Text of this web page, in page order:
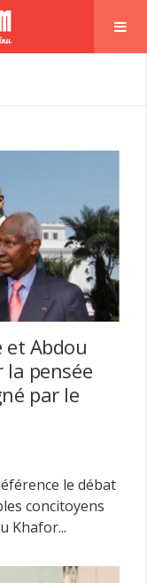
et Abdou
pensée
par le
le débat
concitoyens
Khafor...